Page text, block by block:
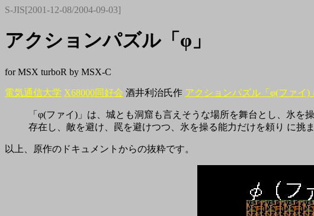
S-JIS[2001-12-08/2004-09-03]
アクションパズル「φ」
for MSX turboR by MSX-C
電気通信大学 X68000同好会 酒井利治氏作 アクションパズル「φ(ファイ)」
「φ(ファイ)」は、城とも洞窟も言えそうな場所を舞台とし、氷
存在し、敵を避け、罠を避けつつ、氷を操る能力だけを頼り に挑
以上、原作のドキュメントからの抜粋です。